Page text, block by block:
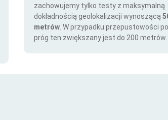
zachowujemy tylko testy z maksymalną
dokładnością geolokalizacji wynoszącą
metrów . W przypadku przepustowości
próg ten zwiększany jest do 200 metrów.